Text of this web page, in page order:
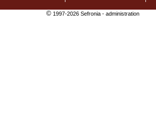
©1997-2026 Sefronia - administration